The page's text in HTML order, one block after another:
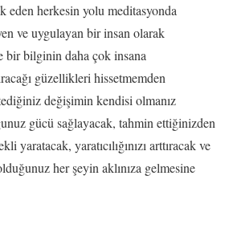
eden herkesin yolu meditasyonda
ve uygulayan bir insan olarak
bir bilginin daha çok insana
güzellikleri hissetmemden
değişimin kendisi olmanız
gücü sağlayacak, tahmin ettiğinizden
yaratacak, yaratıcılığınızı arttıracak ve
her şeyin aklınıza gelmesine